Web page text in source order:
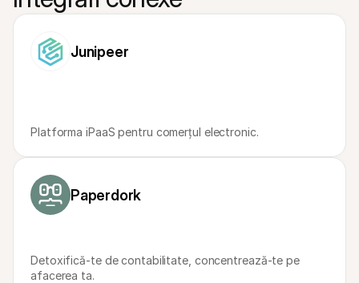
Junipeer
Platforma iPaaS pentru comerțul electronic.
Paperdork
Detoxifică-te de contabilitate, concentrează-te pe
afacerea ta.
Pentru cumpărători
Pentru clienții Mollie
Contactați echipa noastră de suport pentru clienți
Contactați echipa de vânzări